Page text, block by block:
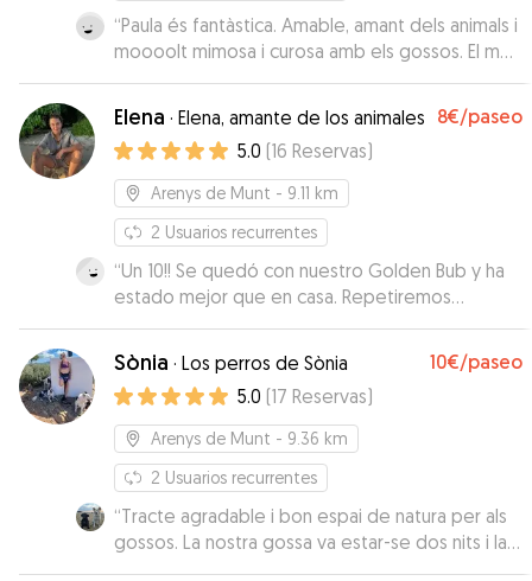
“Paula és fantàstica. Amable, amant dels animals i
moooolt mimosa i curosa amb els gossos. El meu
gos, tant en el Meet and Greet com a l'estada,
va contactar amb la Paula com si la conegués de
tota la vida. Una passada!!!!”
Elena · Elena, amante de los animales 8€/paseo
5.0 (16 Reservas)
Arenys de Munt - 9.11 km
2 Usuarios recurrentes
“Un 10!! Se quedó con nuestro Golden Bub y ha
estado mejor que en casa. Repetiremos
seguro!!”
Sònia · Los perros de Sònia 10€/paseo
5.0 (17 Reservas)
Arenys de Munt - 9.36 km
2 Usuarios recurrentes
“Tracte agradable i bon espai de natura per als
gossos. La nostra gossa va estar-se dos nits i la
van cuidar molt bé. Un bon lloc on deixar-los.